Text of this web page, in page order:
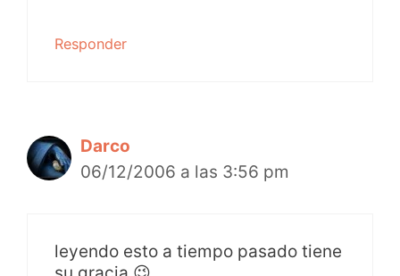
Responder
Darco
06/12/2006 a las 3:56 pm
leyendo esto a tiempo pasado tiene